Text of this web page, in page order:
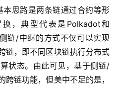
本思路是两条链通过合约等形
，典型代表是Polkadot和
链/中继的方式不仅可以实现
链，即不同区块链执行分布式
状态。由此可见，基于侧链/
链功能，但美中不足的是，